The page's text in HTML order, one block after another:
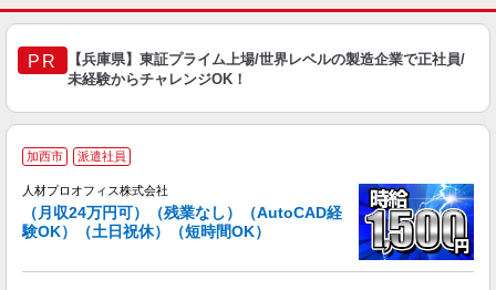
PR
【兵庫県】東証プライム上場/世界レベルの製造企業で正社員/
未経験からチャレンジOK！
加西市 派遣社員
人材プロオフィス株式会社
（月収24万円可）（残業なし）（AutoCAD経
験OK）（土日祝休）（短時間OK）